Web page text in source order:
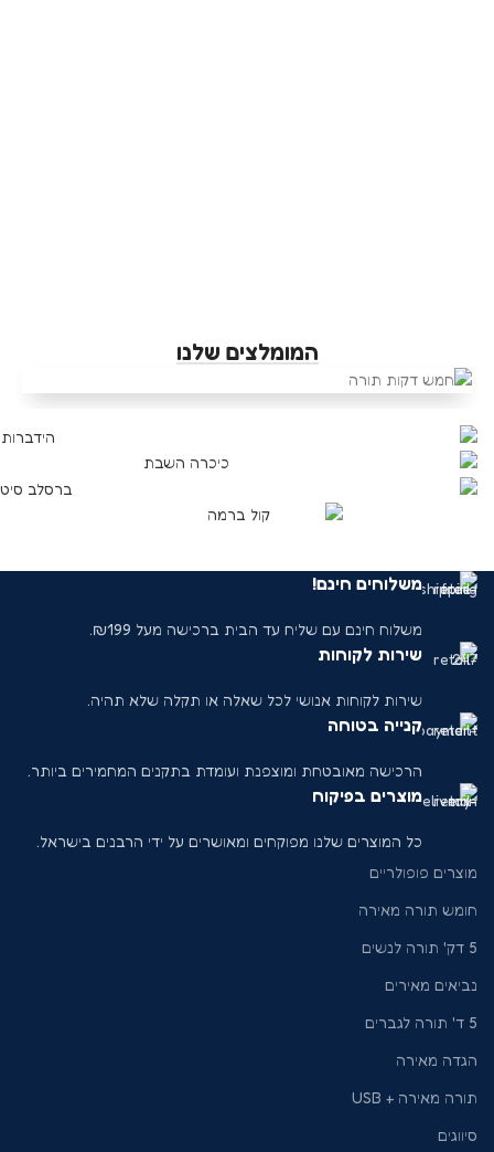
המומלצים שלנו
דיברו עלינו:
משלוחים חינם!
משלוח חינם עם שליח עד הבית ברכישה מעל ₪199.
שירות לקוחות
שירות לקוחות אנושי לכל שאלה או תקלה שלא תהיה.
קנייה בטוחה
הרכישה מאובטחת ומוצפנת ועומדת בתקנים המחמירים ביותר.
מוצרים בפיקוח
כל המוצרים שלנו מפוקחים ומאושרים על ידי הרבנים בישראל.
מוצרים פופולריים
חומש תורה מאירה
5 דק' תורה לנשים
נביאים מאירים
5 ד' תורה לגברים
הגדה מאירה
תורה מאירה + USB
סיווגים